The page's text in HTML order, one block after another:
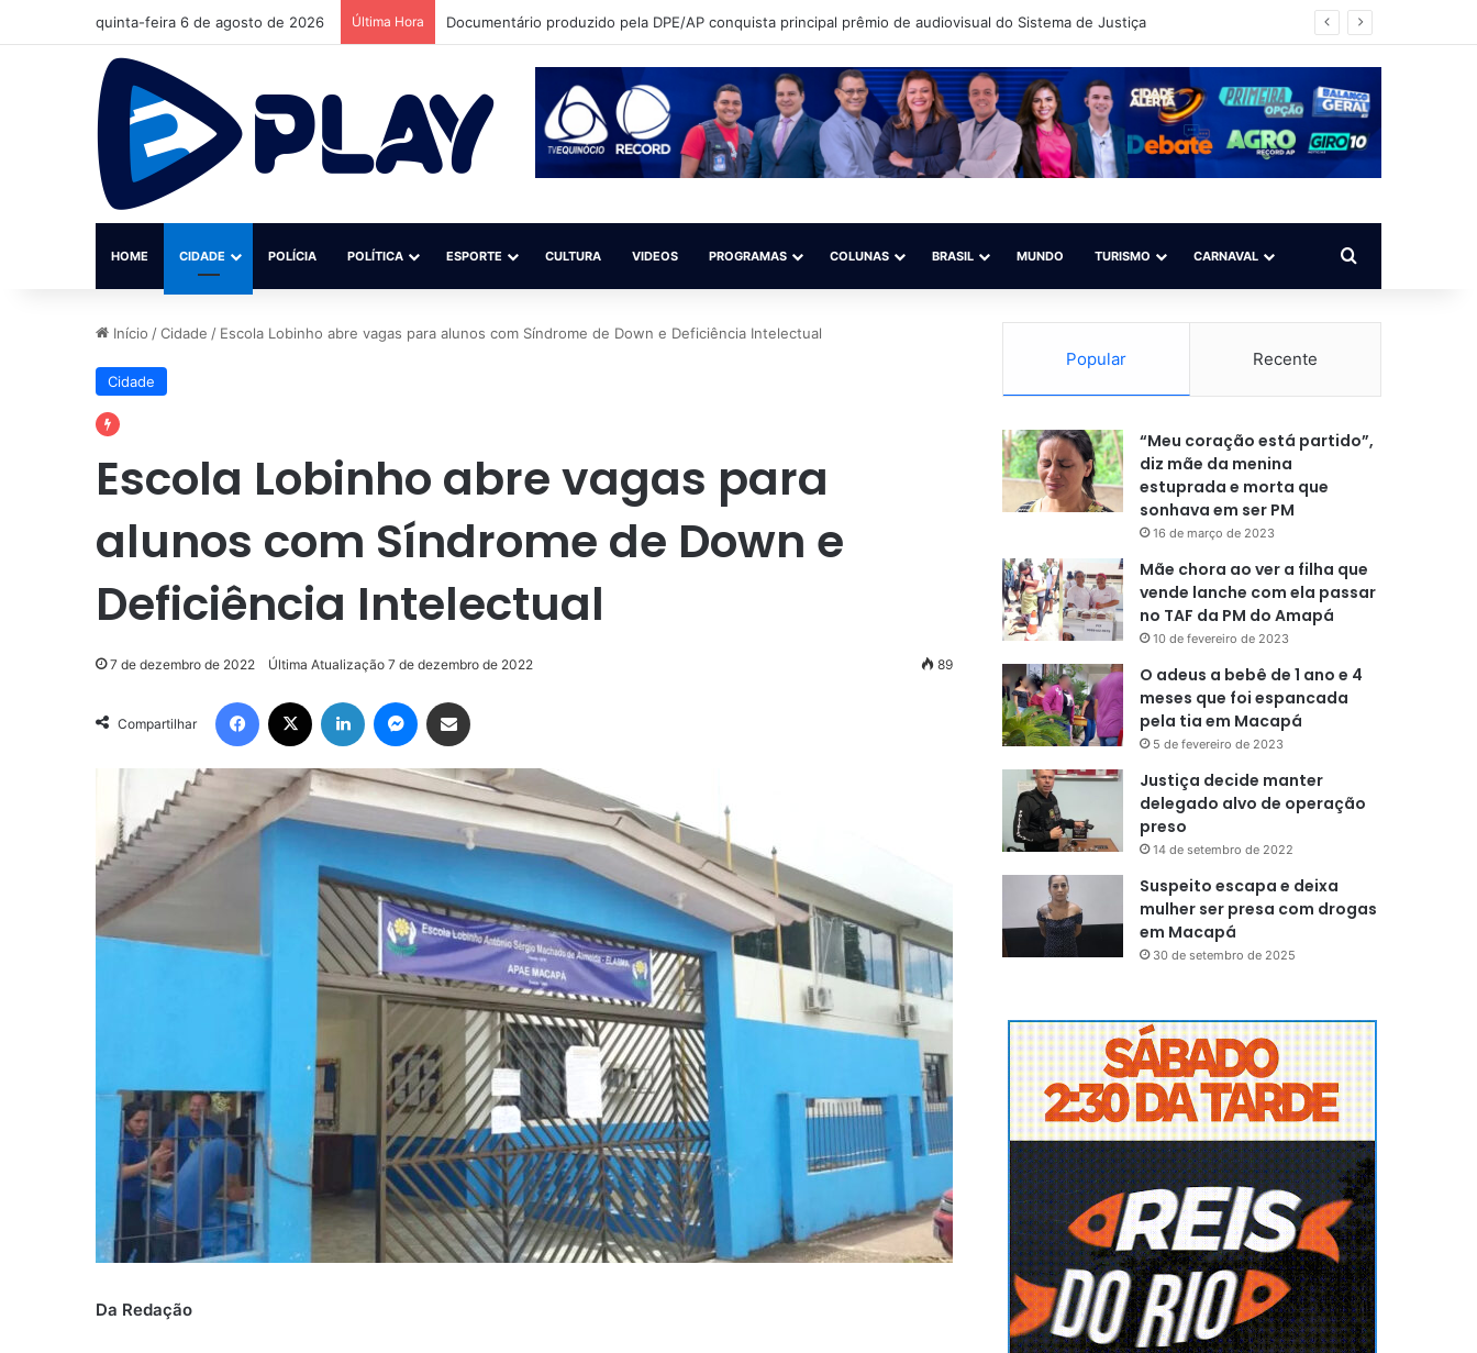
quinta-feira 6 de agosto de 2026 Última Hora Jovem que sonha em ser modelo quer participar de competição nacional (Salvador/BA)
HOME CIDADE POLÍCIA POLÍTICA ESPORTE CULTURA VIDEOS PROGRAMAS COLUNAS BRASIL MUNDO TURISMO CARNAVAL Procurar por
Início /Cidade / Escola Lobinho abre vagas para alunos com Síndrome de Down e Deficiência Intelectual
Cidade
Escola Lobinho abre vagas para
alunos com Síndrome de Down e
Deficiência Intelectual
7 de dezembro de 2022 Última Atualização 7 de dezembro de 2022 89
Compartilhar
Facebook Linkedin Messenger
Da Redação
Popular Recente
“Meu coração está partido”,
diz mãe da menina
estuprada e morta que
sonhava em ser PM
16 de março de 2023
Mãe chora ao ver a filha que
vende lanche com ela passar
no TAF da PM do Amapá
10 de fevereiro de 2023
O adeus a bebê de 1 ano e 4
meses que foi espancada
pela tia em Macapá
5 de fevereiro de 2023
Justiça decide manter
delegado alvo de operação
preso
14 de setembro de 2022
Suspeito escapa e deixa
mulher ser presa com drogas
em Macapá
30 de setembro de 2025